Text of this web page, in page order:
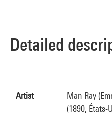
Detailed
Artist
Man Ray
(1890, États-